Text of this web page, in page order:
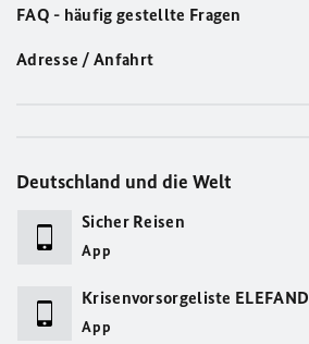
FAQ - häufig gestellte Fragen
Adresse / Anfahrt
Deutschland und die Welt
Sicher Reisen
App
Krisenvorsorgeliste ELEFAND
App